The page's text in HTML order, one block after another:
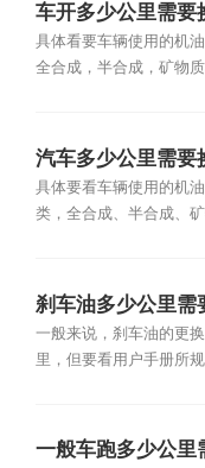
车开多少公里需要
具体看要车辆使用的机
全合成，半合成，矿物
汽车多少公里需要
具体要看车辆使用的机
类，全合成、半合成、
刹车油多少公里需
一般来说，刹车油的更
里，但要看用户手册所
一般车跑多少公里